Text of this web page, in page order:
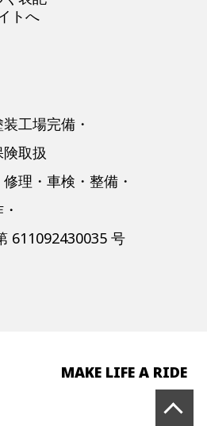
トへ
工場完備・
取扱
理・車検・整備・
611092430035 号
MAKE LIFE A RIDE